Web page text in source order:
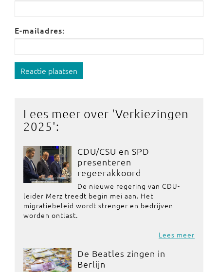
E-mailadres:
Reactie plaatsen
Lees meer over 'Verkiezingen
2025':
CDU/CSU en SPD
presenteren
regeerakkoord
De nieuwe regering van CDU-
leider Merz treedt begin mei aan. Het
migratiebeleid wordt strenger en bedrijven
worden ontlast.
Lees meer
De Beatles zingen in
Berlijn